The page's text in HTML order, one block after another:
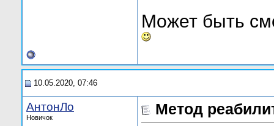
Может быть
10.05.2020, 07:46
АнтонЛо
Новичок
Метод